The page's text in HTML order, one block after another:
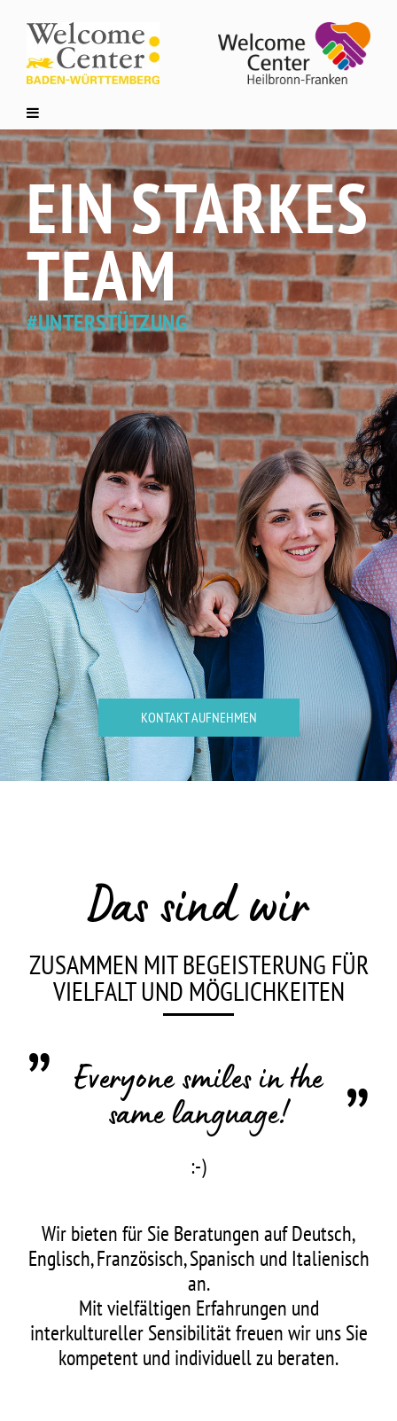
EIN STARKES
TEAM
#UNTERSTÜTZUNG
KONTAKT AUFNEHMEN
Das sind wir
ZUSAMMEN MIT BEGEISTERUNG FÜR
VIELFALT UND MÖGLICHKEITEN
Everyone smiles in the
same language!
:-)
Wir bieten für Sie Beratungen auf Deutsch,
Englisch, Französisch, Spanisch und Italienisch
an.
Mit vielfältigen Erfahrungen und
interkultureller Sensibilität freuen wir uns Sie
kompetent und individuell zu beraten.